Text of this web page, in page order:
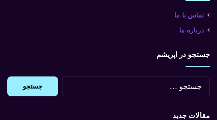
تماس با ما
درباره ما
جستجو در اپریشم
جستجو
مقالات جدید